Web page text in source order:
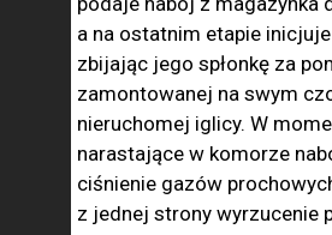
a na ostatnim etapie
zbijając jego spłonkę za
zamontowanej na swym
nieruchomej iglicy. W
narastające w komorze
ciśnienie gazów
z jednej strony wyrzucenie